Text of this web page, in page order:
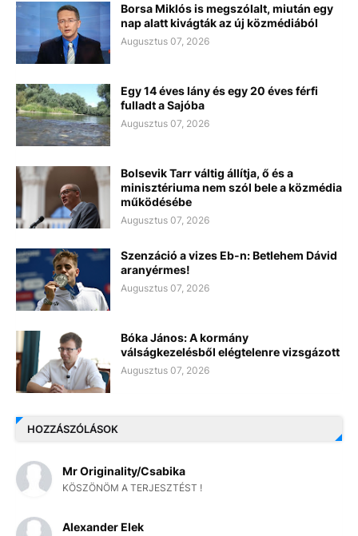
Borsa Miklós is megszólalt, miután egy
nap alatt kivágták az új közmédiából
Augusztus 07, 2026
Egy 14 éves lány és egy 20 éves férfi
fulladt a Sajóba
Augusztus 07, 2026
Bolsevik Tarr váltig állítja, ő és a
minisztériuma nem szól bele a közmédia
működésébe
Augusztus 07, 2026
Szenzáció a vizes Eb-n: Betlehem Dávid
aranyérmes!
Augusztus 07, 2026
Bóka János: A kormány
válságkezelésből elégtelenre vizsgázott
Augusztus 07, 2026
HOZZÁSZÓLÁSOK
Mr Originality/Csabika
KÖSZÖNÖM A TERJESZTÉST !
Alexander Elek